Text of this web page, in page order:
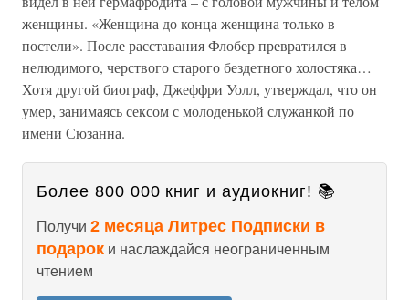
женщины. «Женщина до конца женщина только в
постели». После расставания Флобер превратился в
нелюдимого, черствого старого бездетного холостяка…
Хотя другой биограф, Джеффри Уолл, утверждал, что он
умер, занимаясь сексом с молоденькой служанкой по
имени Сюзанна.
Более 800 000 книг и аудиокниг! 📚
Получи 2 месяца Литрес Подписки в
подарок и наслаждайся неограниченным
чтением